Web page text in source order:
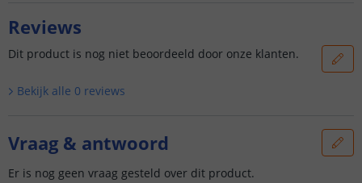
Reviews
Dit product is nog niet beoordeeld door onze klanten.
Bekijk alle 0 reviews
Vraag & antwoord
Er is nog geen vraag gesteld over dit product.